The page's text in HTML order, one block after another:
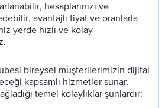
hesaplarınızı ve
avantajlı fiyat ve oranlarla
yerde hızlı ve kolay
bireysel müşterilerimizin dijital
kapsamlı hizmetler sunar.
temel kolaylıklar şunlardır: